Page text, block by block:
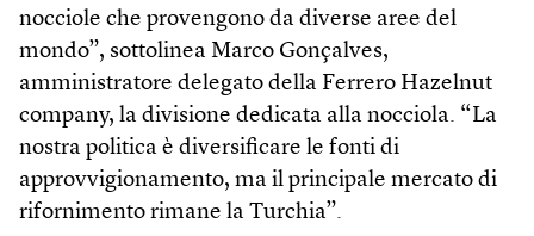
nocciole che provengono da diverse aree del
mondo”, sottolinea Marco Gonçalves,
amministratore delegato della Ferrero Hazelnut
company, la divisione dedicata alla nocciola. “La
nostra politica è diversificare le fonti di
approvvigionamento, ma il principale mercato di
rifornimento rimane la Turchia”.